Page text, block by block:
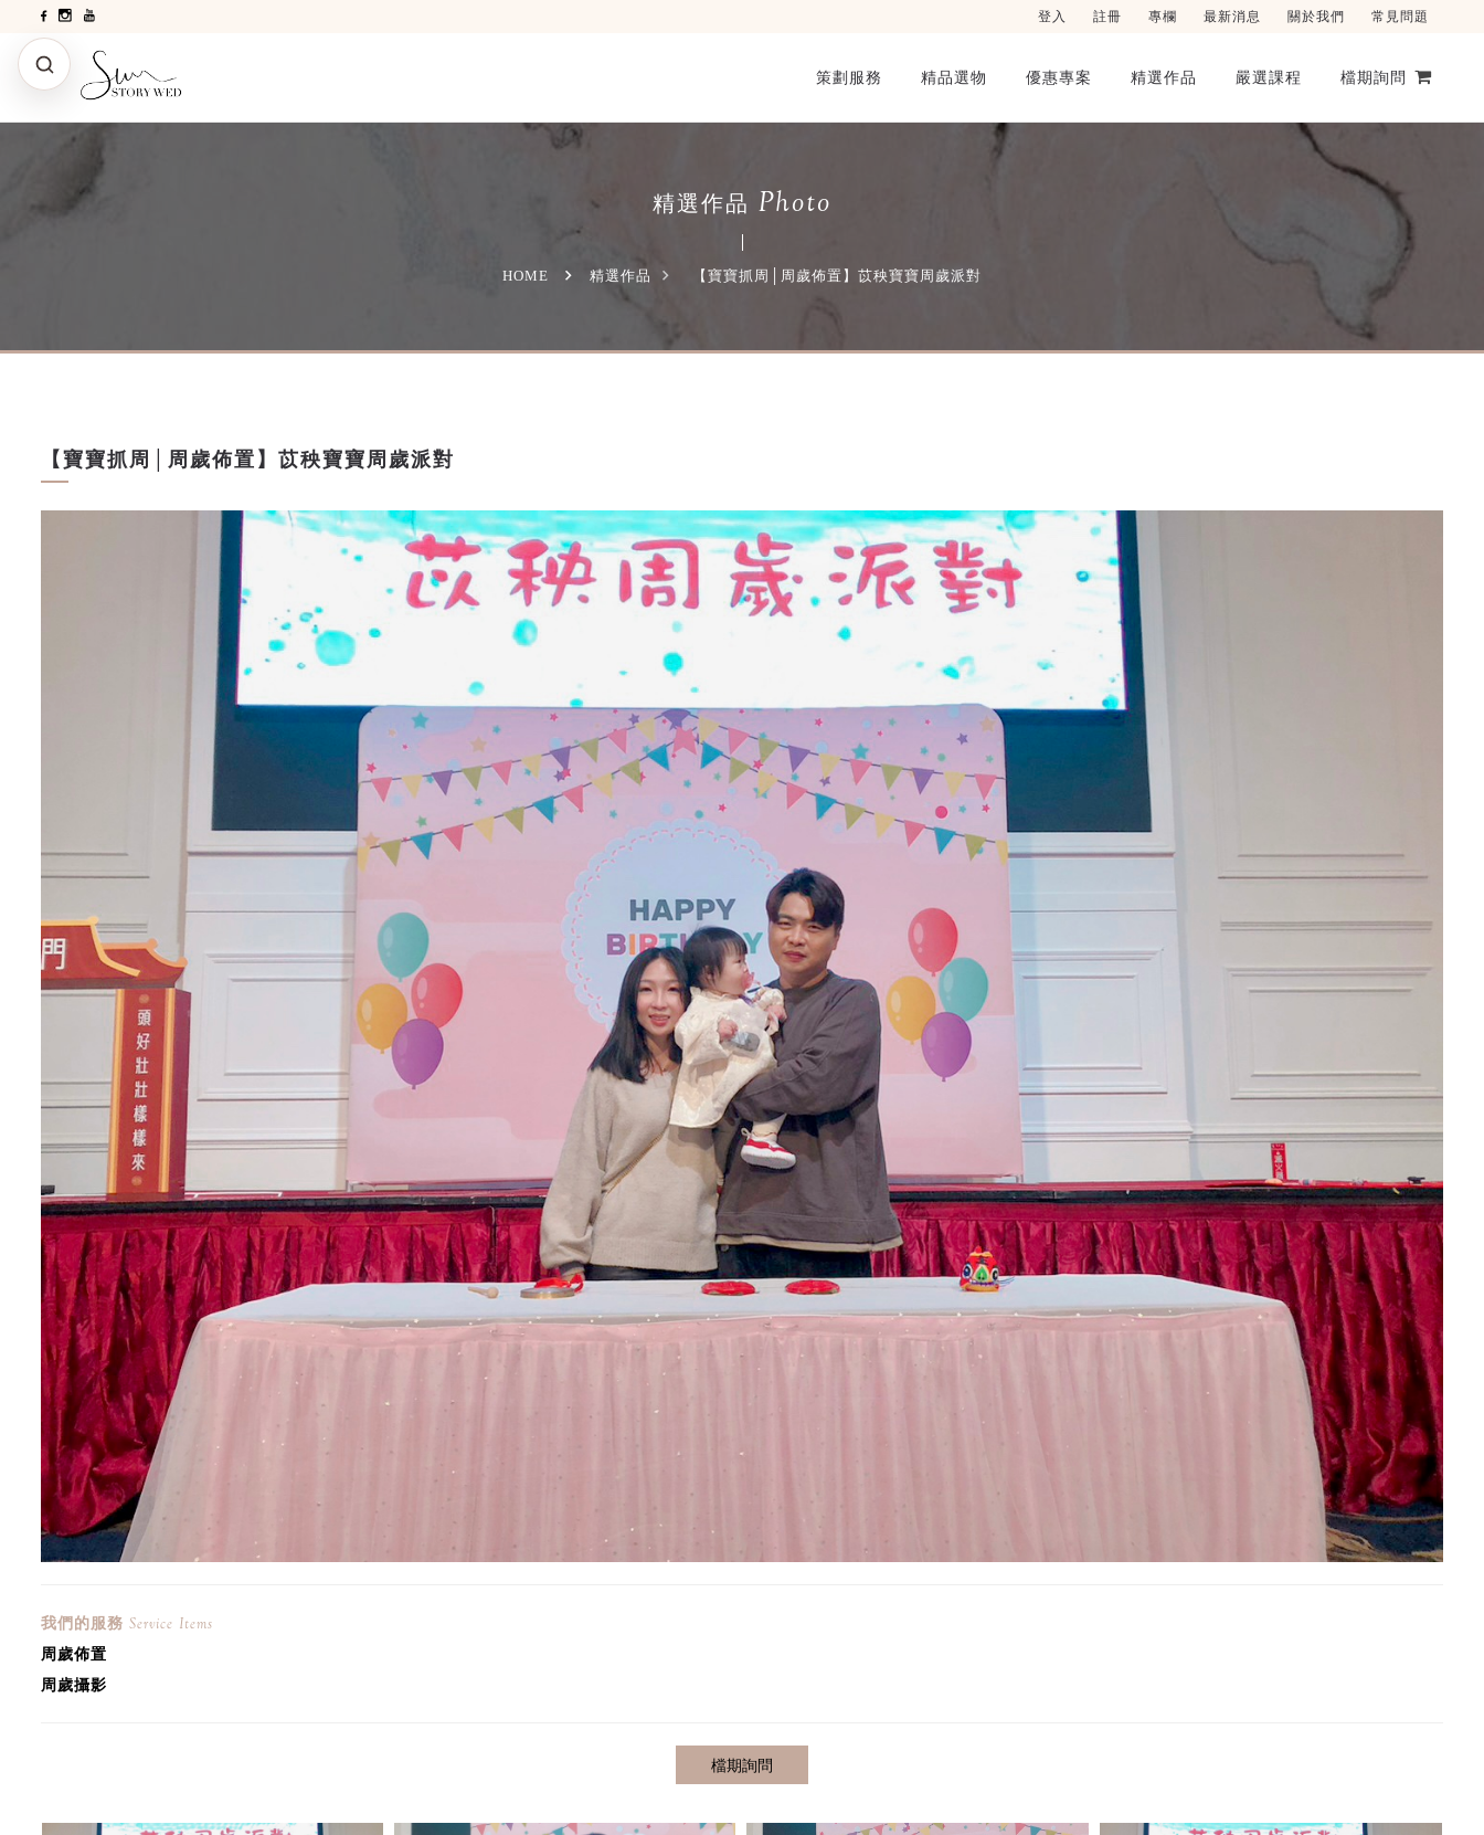
登入 註冊 專欄 最新消息 關於我們 常見問題
策劃服務 精品選物 優惠專案 精選作品 嚴選課程 檔期詢問
精選作品 Photo
HOME 精選作品 【寶寶抓周│周歲佈置】苡秧寶寶周歲派對
【寶寶抓周│周歲佈置】苡秧寶寶周歲派對
我們的服務 Service Items
周歲佈置
周歲攝影